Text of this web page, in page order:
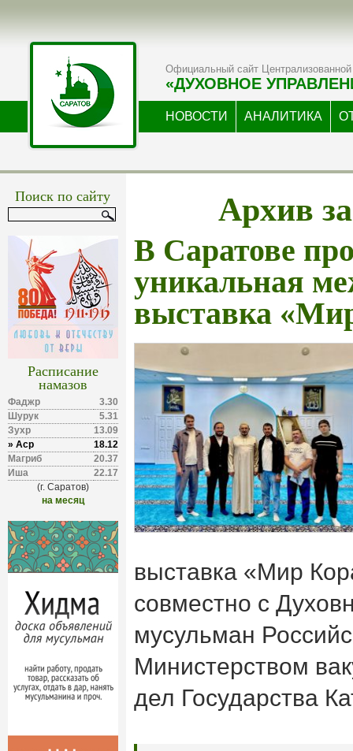
Официальный сайт Централизованной
«ДУХОВНОЕ
НОВОСТИ АНАЛИТИКА
Поиск по сайту
Расписание
намазов
Фаджр
3.30
Шурук
5.31
Зухр
13.09
» Аср
18.12
Магриб
20.37
Иша
22.17
(г. Саратов)
на месяц
Архив
В Саратове
уникальная
выставка
выставка «Мир
совместно с
мусульман
Министерством
дел Государства